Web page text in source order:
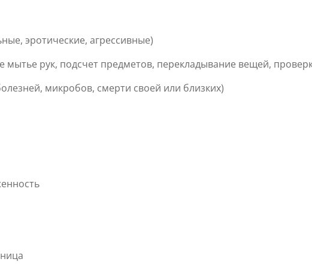
эротические, агрессивные)
мытье рук, подсчет предметов, перекладывание вещей,
микробов, смерти своей или близких)